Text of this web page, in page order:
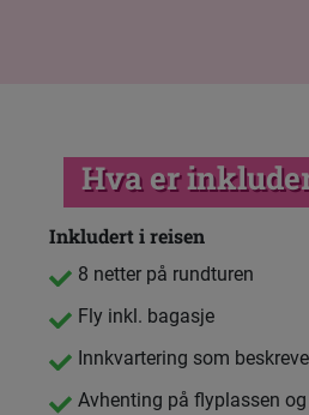
Hva er
Inkludert i reisen
8 netter på rundturen
Fly inkl. bagasje
Innkvartering som
Avhenting på flyplassen